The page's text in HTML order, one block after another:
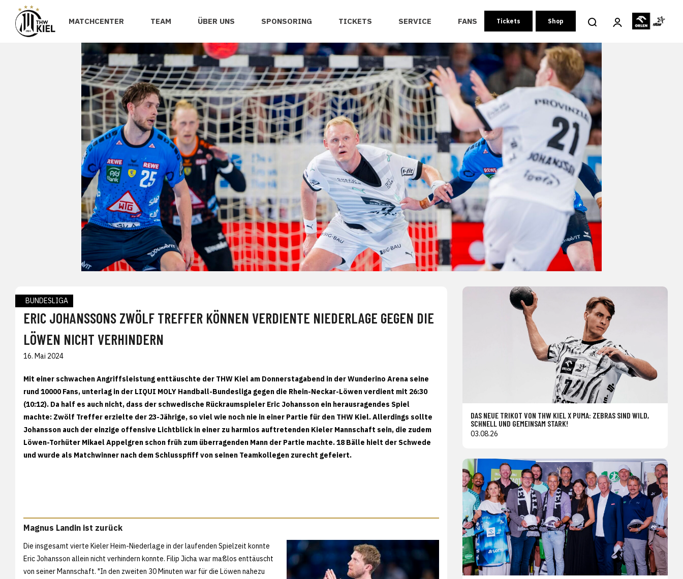
MATCHCENTER TEAM ÜBER UNS SPONSORING TICKETS SERVICE FANS Tickets Shop
BUNDESLIGA
ERIC JOHANSSONS ZWÖLF TREFFER KÖNNEN VERDIENTE NIEDERLAGE GEGEN DIE
LÖWEN NICHT VERHINDERN
16. Mai 2024
Mit einer schwachen Angriffsleistung enttäuschte der THW Kiel am Donnerstagabend in der Wunderino Arena seine
rund 10000 Fans, unterlag in der LIQUI MOLY Handball-Bundesliga gegen die Rhein-Neckar-Löwen verdient mit 26:30
(10:12). Da half es auch nicht, dass der schwedische Rückraumspieler Eric Johansson ein herausragendes Spiel
machte: Zwölf Treffer erzielte der 23-Jährige, so viel wie noch nie in einer Partie für den THW Kiel. Allerdings sollte
Johansson auch der einzige offensive Lichtblick in einer zu harmlos auftretenden Kieler Mannschaft sein, die zudem
Löwen-Torhüter Mikael Appelgren schon früh zum überragenden Mann der Partie machte. 18 Bälle hielt der Schwede
und wurde als Matchwinner nach dem Schlusspfiff von seinen Teamkollegen zurecht gefeiert.
Magnus Landin ist zurück
Die insgesamt vierte Kieler Heim-Niederlage in der laufenden Spielzeit konnte
Eric Johansson allein nicht verhindern konnte. Filip Jicha war maßlos enttäuscht
von seiner Mannschaft. "In den zweiten 30 Minuten war für die Löwen nahezu
DAS NEUE TRIKOT VON THW KIEL X PUMA: ZEBRAS SIND WILD,
SCHNELL UND GEMEINSAM STARK!
03.08.26